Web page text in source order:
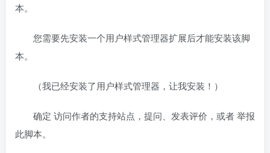
本。
您需要先安装一个用户样式管理器扩展后才能安装该脚
本。
（我已经安装了用户样式管理器，让我安装！）
确定 访问作者的支持站点，提问、发表评价，或者 举报
此脚本。